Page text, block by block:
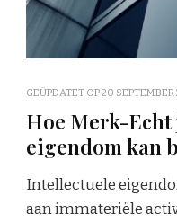
GEÜPDATET OP20
Hoe Merk-
eigendom kan
Intellectuele
aan immateriële